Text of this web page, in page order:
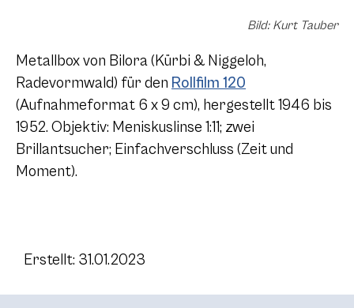
Bild: Kurt Tauber
Metallbox von Bilora (Kürbi & Niggeloh,
Radevormwald) für den Rollfilm 120
(Aufnahmeformat 6 x 9 cm), hergestellt 1946 bis
1952. Objektiv: Meniskuslinse 1:11; zwei
Brillantsucher; Einfachverschluss (Zeit und
Moment).
Erstellt: 31.01.2023